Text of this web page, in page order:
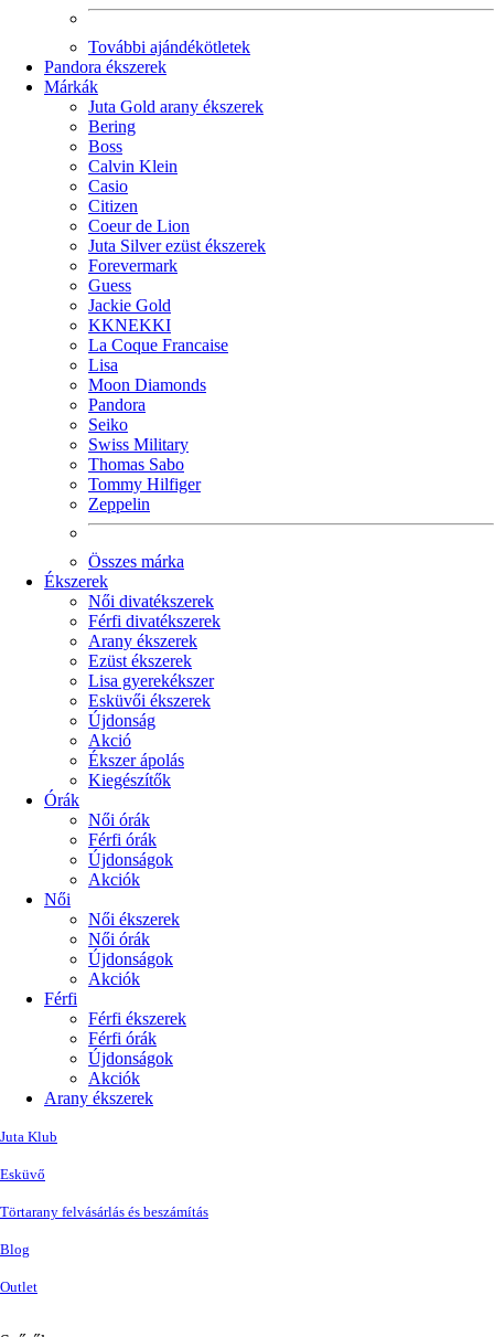
További ajándékötletek
Pandora ékszerek
Márkák
Juta Gold arany ékszerek
Bering
Boss
Calvin Klein
Casio
Citizen
Coeur de Lion
Juta Silver ezüst ékszerek
Forevermark
Guess
Jackie Gold
KKNEKKI
La Coque Francaise
Lisa
Moon Diamonds
Pandora
Seiko
Swiss Military
Thomas Sabo
Tommy Hilfiger
Zeppelin
Összes márka
Ékszerek
Női divatékszerek
Férfi divatékszerek
Arany ékszerek
Ezüst ékszerek
Lisa gyerekékszer
Esküvői ékszerek
Újdonság
Akció
Ékszer ápolás
Kiegészítők
Órák
Női órák
Férfi órák
Újdonságok
Akciók
Női
Női ékszerek
Női órák
Újdonságok
Akciók
Férfi
Férfi ékszerek
Férfi órák
Újdonságok
Akciók
Arany ékszerek
Juta Klub
Esküvő
Törtarany felvásárlás és beszámítás
Blog
Outlet